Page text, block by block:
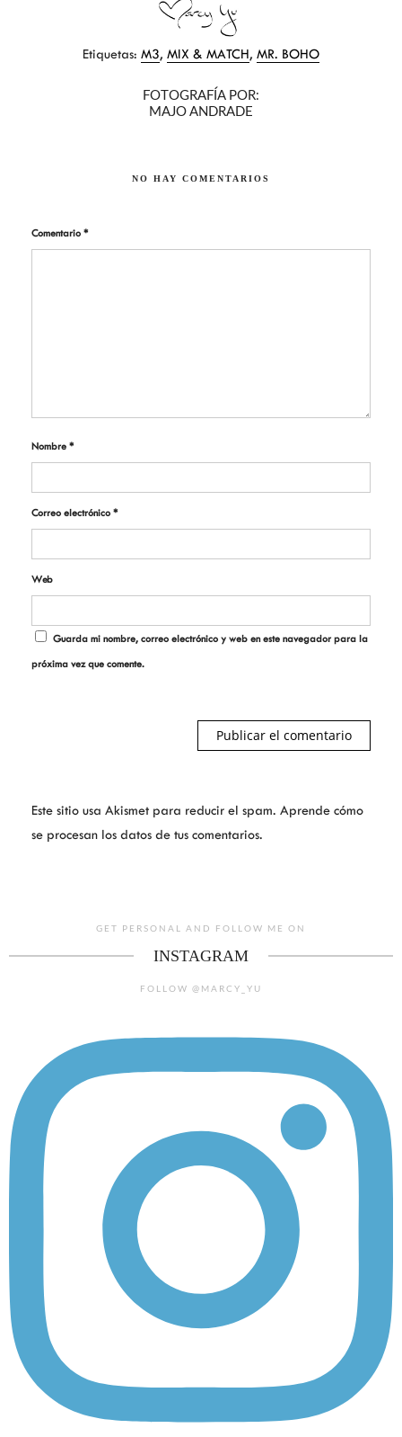
c
e
o
n
t
r
t
a
i
Etiquetas: M3, MIX & MATCH, MR. BOHO
FOTOGRAFÍA POR:
MAJO ANDRADE
NO HAY COMENTARIOS
Comentario *
Nombre *
Correo electrónico *
Web
Guarda mi nombre, correo electrónico y web en este navegador para la
próxima vez que comente.
Este sitio usa Akismet para reducir el spam. Aprende cómo
se procesan los datos de tus comentarios.
GET PERSONAL AND FOLLOW ME ON
INSTAGRAM
FOLLOW @MARCY_YU